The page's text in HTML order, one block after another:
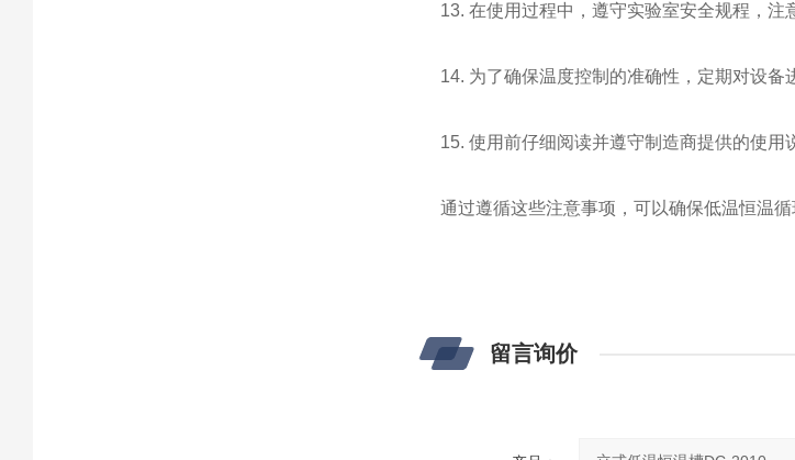
13. 在使用过程中，遵守实验室安全规程，注
14. 为了确保温度控制的准确性，定期对设备
15. 使用前仔细阅读并遵守制造商提供的使用
通过遵循这些注意事项，可以确保低温恒温
留言询价